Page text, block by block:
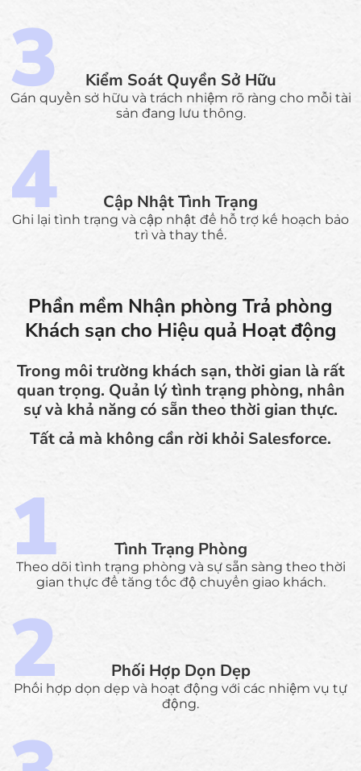
Kiểm Soát Quyền Sở Hữu
Gán quyền sở hữu và trách nhiệm rõ ràng cho mỗi tài
sản đang lưu thông.
Cập Nhật Tình Trạng
Ghi lại tình trạng và cập nhật để hỗ trợ kế hoạch bảo
trì và thay thế.
Phần mềm Nhận phòng Trả phòng
Khách sạn cho Hiệu quả Hoạt động
Trong môi trường khách sạn, thời gian là rất
quan trọng. Quản lý tình trạng phòng, nhân
sự và khả năng có sẵn theo thời gian thực.
Tất cả mà không cần rời khỏi Salesforce.
Tình Trạng Phòng
Theo dõi tình trạng phòng và sự sẵn sàng theo thời
gian thực để tăng tốc độ chuyển giao khách.
Phối Hợp Dọn Dẹp
Phối hợp dọn dẹp và hoạt động với các nhiệm vụ tự
động.